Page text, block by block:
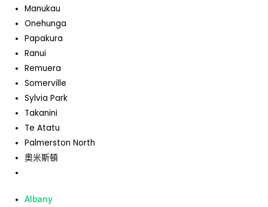
Manukau
Onehunga
Papakura
Ranui
Remuera
Somerville
Sylvia Park
Takanini
Te Atatu
Palmerston North
奧米斯頓
Albany